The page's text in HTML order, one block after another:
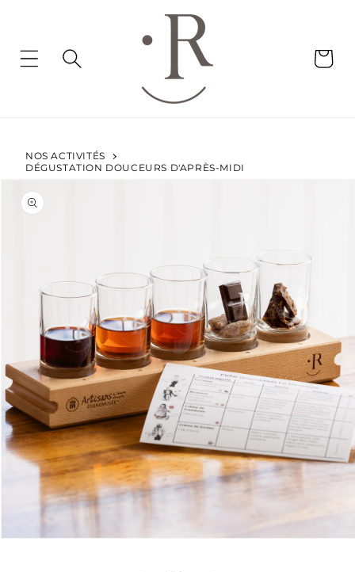
contenu
NOS ACTIVITÉS
DÉGUSTATION DOUCEURS D'APRÈS-MIDI
Passer aux
informations
produits